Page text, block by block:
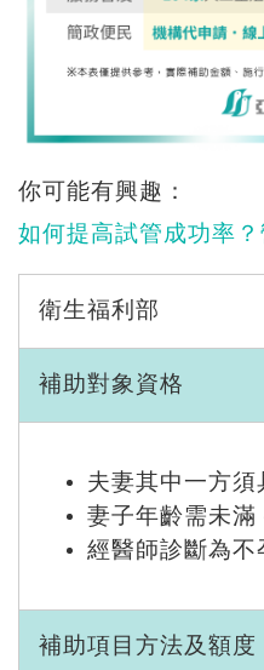
你可能有興趣：
如何提高試管成功率
衛生福利部
補助對象資格
夫妻其中一方須
妻子年齡需未滿
經醫師診斷為不
補助項目方法及額度